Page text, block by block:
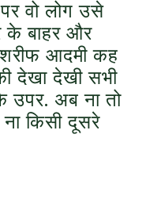
वो लोग उसे
के बाहर और
आदमी कह
देखा देखी सभी
उपर. अब ना तो
किसी दूसरे